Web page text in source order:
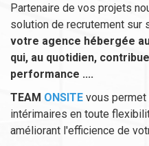
Partenaire de vos projets
solution de recrutement sur
votre agence hébergée
qui, au quotidien,
performance ....
TEAM ONSITE vous
intérimaires en toute
améliorant l'efficience de